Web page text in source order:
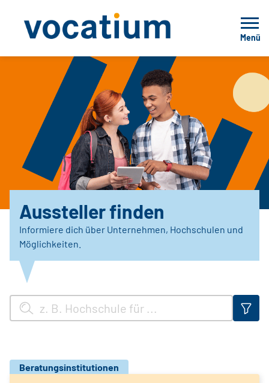
Menü
Aussteller finden
Informiere dich über Unternehmen, Hochschulen und
Möglichkeiten.
Beratungsinstitutionen